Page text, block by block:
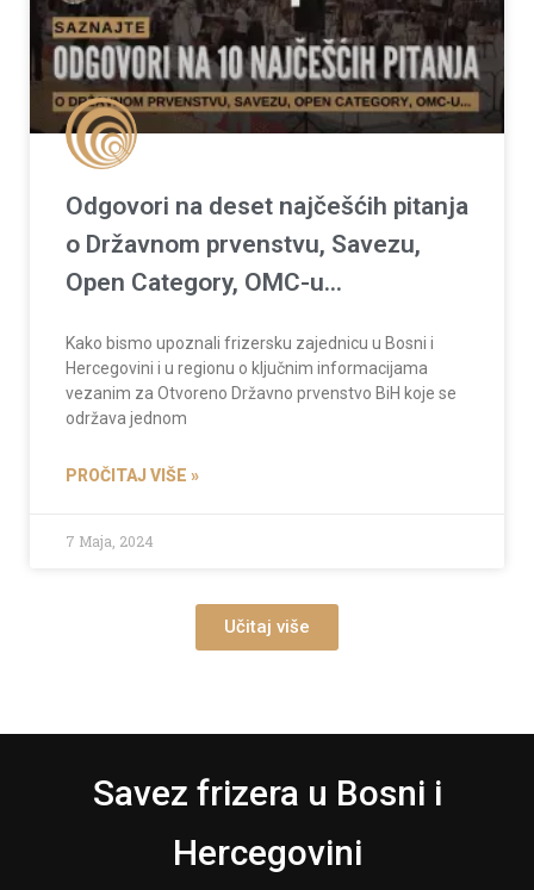
Odgovori na deset najčešćih pitanja
o Državnom prvenstvu, Savezu,
Open Category, OMC-u…
Kako bismo upoznali frizersku zajednicu u Bosni i
Hercegovini i u regionu o ključnim informacijama
vezanim za Otvoreno Državno prvenstvo BiH koje se
održava jednom
PROČITAJ VIŠE »
7 Maja, 2024
Učitaj više
Savez frizera u Bosni i
Hercegovini